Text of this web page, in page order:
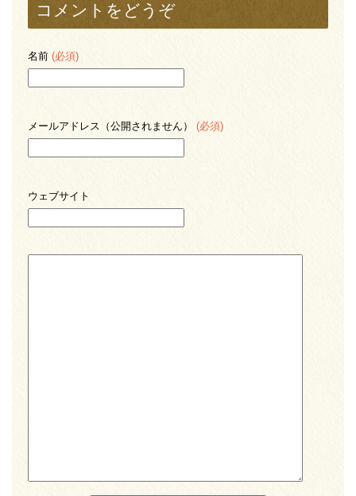
コメントをどうぞ
名前 (必須)
メールアドレス（公開されません） (必須)
ウェブサイト